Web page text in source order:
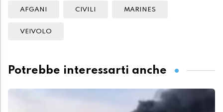
AFGANI CIVILI MARINES
VEIVOLO
Potrebbe interessarti anche